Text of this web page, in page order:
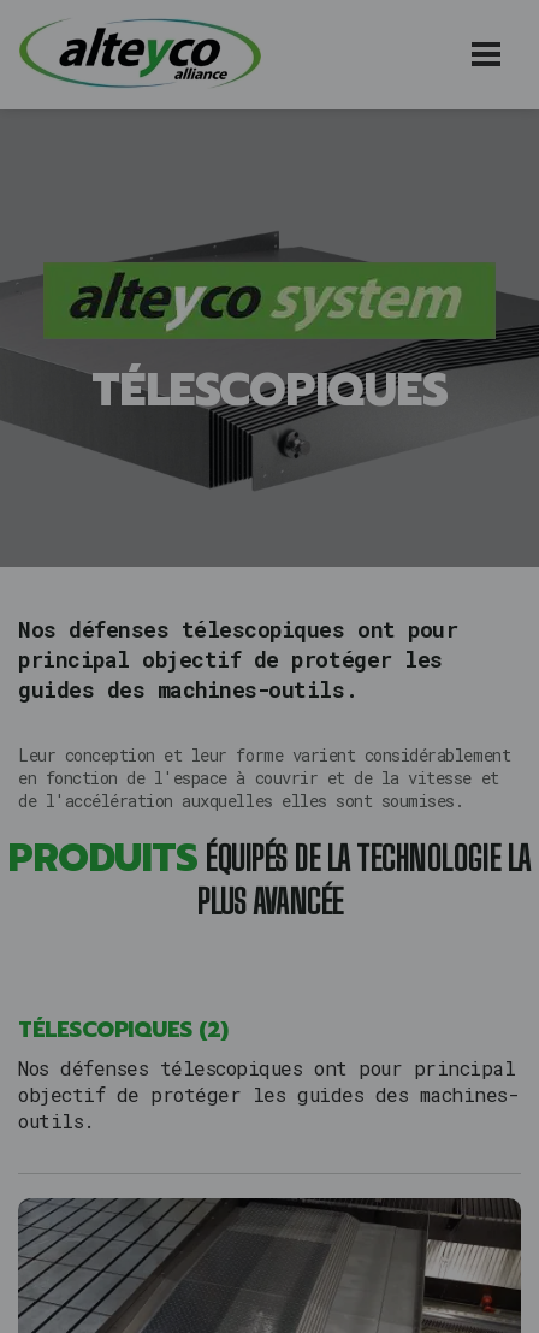
TÉLESCOPIQUES
Nos défenses télescopiques ont pour
principal objectif de protéger les
guides des machines-outils.
Leur conception et leur forme varient considérablement
en fonction de l'espace à couvrir et de la vitesse et
de l'accélération auxquelles elles sont soumises.
PRODUITS ÉQUIPÉS DE LA TECHNOLOGIE LA
PLUS AVANCÉE
TÉLESCOPIQUES (2)
Nos défenses télescopiques ont pour principal
objectif de protéger les guides des machines-
outils.